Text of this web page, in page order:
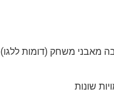
מאבני משחק (דומות ללגו)